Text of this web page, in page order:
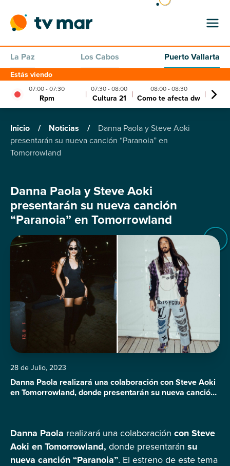
La Paz Los Cabos Puerto Vallarta
Estás viendo
07:00 - 07:30
Rpm | 07:30 - 08:00
Cultura 21 | 08:00 - 08:30
Como te afecta dw |
Inicio / Noticias /
Danna Paola y Steve Aoki
presentarán su nueva canción “Paranoia” en
Tomorrowland
Danna Paola y Steve Aoki
presentarán su nueva canción
“Paranoia” en Tomorrowland
28 de Julio, 2023
Danna Paola realizará una colaboración con Steve Aoki
en Tomorrowland, donde presentarán su nueva canción
Central y las 15:50 horas de este 28 de julio para
México. Pero […]
Danna Paola realizará una colaboración con Steve
Aoki en Tomorrowland, donde presentarán su
nueva canción “Paranoia”. El estreno de este tema